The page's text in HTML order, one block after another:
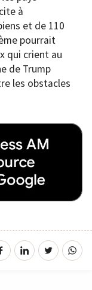
à
et de 110
pourrait
qui crient au
de Trump
les obstacles